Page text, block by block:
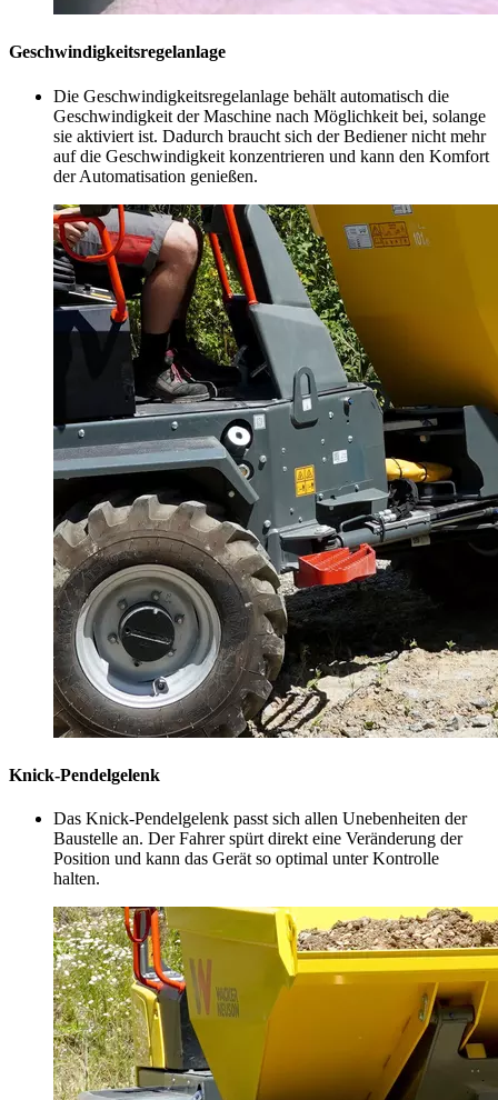
Geschwindigkeitsregelanlage
Die Geschwindigkeitsregelanlage behält automatisch die
Geschwindigkeit der Maschine nach Möglichkeit bei, solange
sie aktiviert ist. Dadurch braucht sich der Bediener nicht mehr
auf die Geschwindigkeit konzentrieren und kann den Komfort
der Automatisation genießen.
Knick-Pendelgelenk
Das Knick-Pendelgelenk passt sich allen Unebenheiten der
Baustelle an. Der Fahrer spürt direkt eine Veränderung der
Position und kann das Gerät so optimal unter Kontrolle
halten.